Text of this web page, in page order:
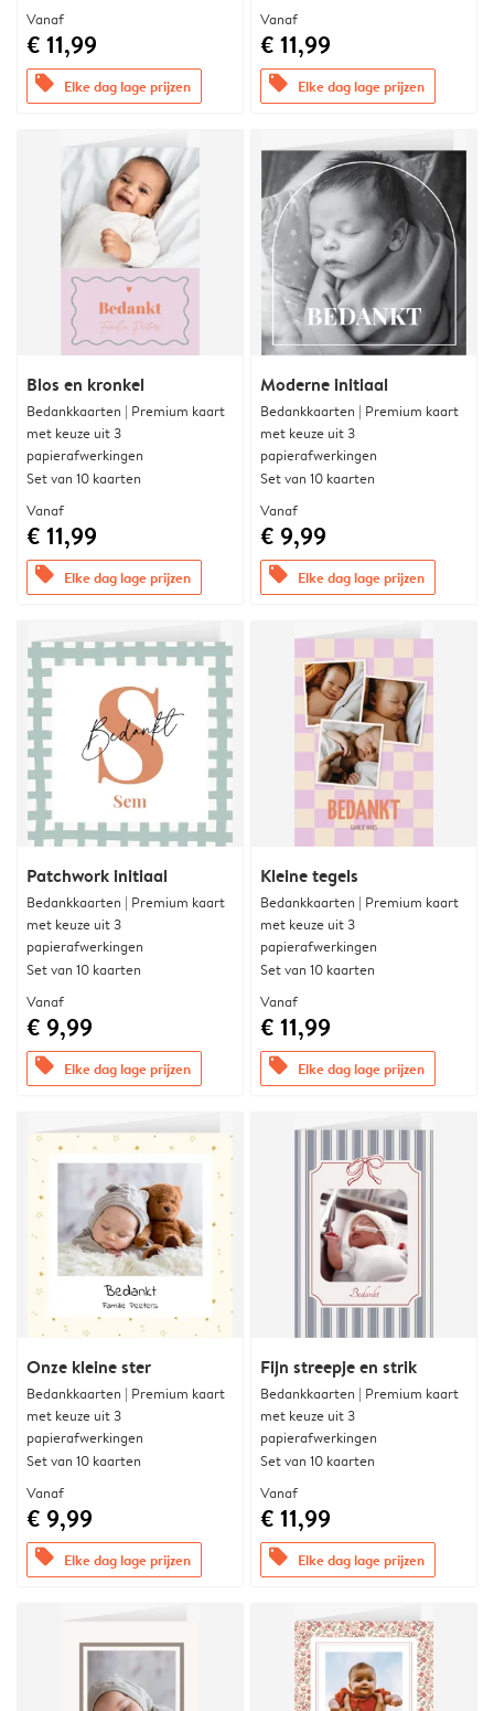
Vanaf
€ 11,99
offers Elke dag lage prijzen
Vanaf
€ 11,99
offers Elke dag lage prijzen
Blos en kronkel
Bedankkaarten | Premium kaart
met keuze uit 3
papierafwerkingen
Set van 10 kaarten
Vanaf
€ 11,99
offers Elke dag lage prijzen
Moderne initiaal
Bedankkaarten | Premium kaart
met keuze uit 3
papierafwerkingen
Set van 10 kaarten
Vanaf
€ 9,99
offers Elke dag lage prijzen
Patchwork initiaal
Bedankkaarten | Premium kaart
met keuze uit 3
papierafwerkingen
Set van 10 kaarten
Vanaf
€ 9,99
offers Elke dag lage prijzen
Kleine tegels
Bedankkaarten | Premium kaart
met keuze uit 3
papierafwerkingen
Set van 10 kaarten
Vanaf
€ 11,99
offers Elke dag lage prijzen
Onze kleine ster
Bedankkaarten | Premium kaart
met keuze uit 3
papierafwerkingen
Set van 10 kaarten
Vanaf
€ 9,99
offers Elke dag lage prijzen
Fijn streepje en strik
Bedankkaarten | Premium kaart
met keuze uit 3
papierafwerkingen
Set van 10 kaarten
Vanaf
€ 11,99
offers Elke dag lage prijzen